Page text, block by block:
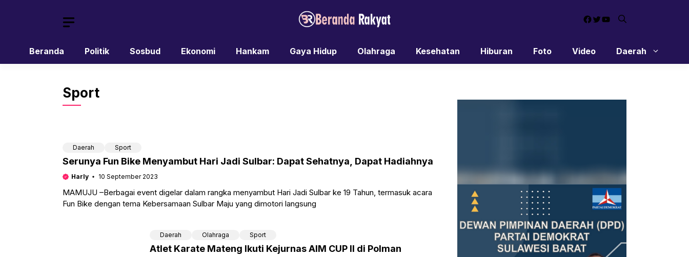
Facebook
Twitter
YouTube
Beranda Politik Sosbud Ekonomi Hankam Gaya Hidup Olahraga Kesehatan Hiburan Foto Video Daerah
Sport
Daerah Sport
Serunya Fun Bike Menyambut Hari Jadi Sulbar: Dapat Sehatnya, Dapat Hadiahnya
Harly 10 September 2023
MAMUJU –Berbagai event digelar dalam rangka menyambut Hari Jadi Sulbar ke 19 Tahun, termasuk acara
Fun Bike dengan tema Kebersamaan Sulbar Maju yang dimotori langsung
Daerah Olahraga Sport
Atlet Karate Mateng Ikuti Kejurnas AIM CUP II di Polman